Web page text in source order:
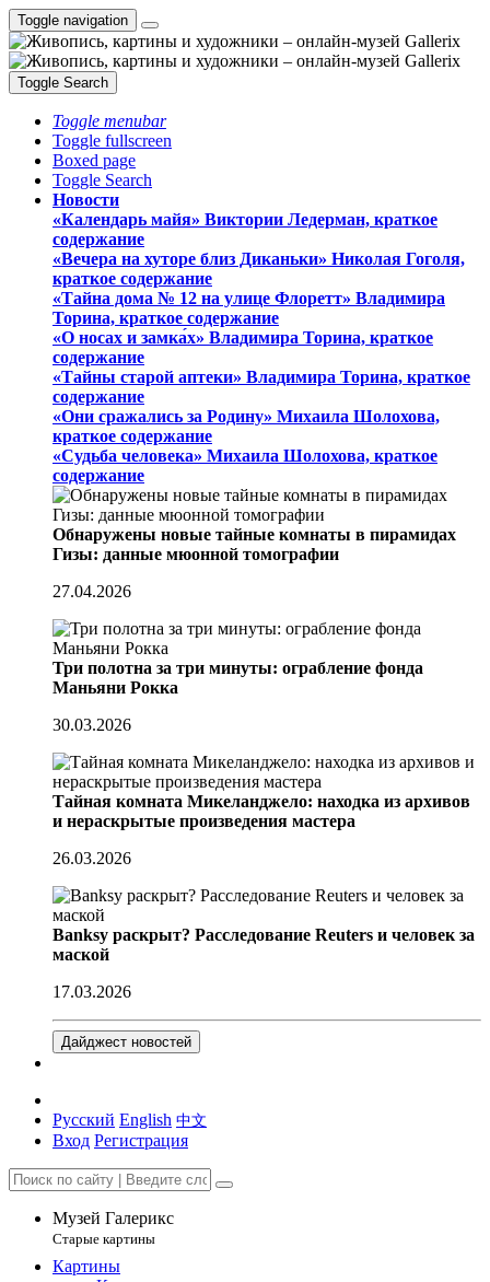
Toggle navigation
Toggle Search
Toggle menubar
Toggle fullscreen
Boxed page
Toggle Search
Новости
«Календарь майя» Виктории Ледерман, краткое
содержание
«Вечера на хуторе близ Диканьки» Николая Гоголя,
краткое содержание
«Тайна дома № 12 на улице Флоретт» Владимира
Торина, краткое содержание
«О носах и замка́х» Владимира Торина, краткое
содержание
«Тайны старой аптеки» Владимира Торина, краткое
содержание
«Они сражались за Родину» Михаила Шолохова,
краткое содержание
«Судьба человека» Михаила Шолохова, краткое
содержание
Обнаружены новые тайные комнаты в пирамидах
Гизы: данные мюонной томографии
27.04.2026
Три полотна за три минуты: ограбление фонда
Маньяни Рокка
30.03.2026
Тайная комната Микеланджело: находка из архивов
и нераскрытые произведения мастера
26.03.2026
Banksy раскрыт? Расследование Reuters и человек за
маской
17.03.2026
Дайджест новостей
Русский English 中文
Вход Регистрация
Музей Галерикс
Старые картины
Картины